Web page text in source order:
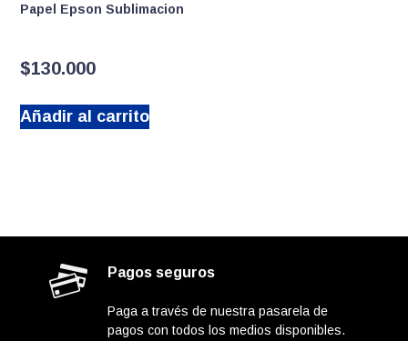
Papel Epson Sublimacion
$130.000
Añadir al carrito
Pagos seguros
Paga a través de nuestra pasarela de
pagos con todos los medios disponibles.